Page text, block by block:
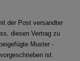
der Post versandter
diesen Vertrag zu
Muster -
ist.